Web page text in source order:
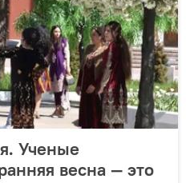
Ученые
весна — это